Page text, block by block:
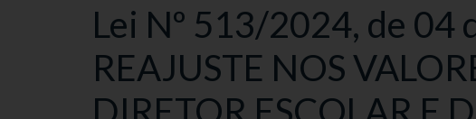
Lei Nº 513/2024, de 04
REAJUSTE NOS